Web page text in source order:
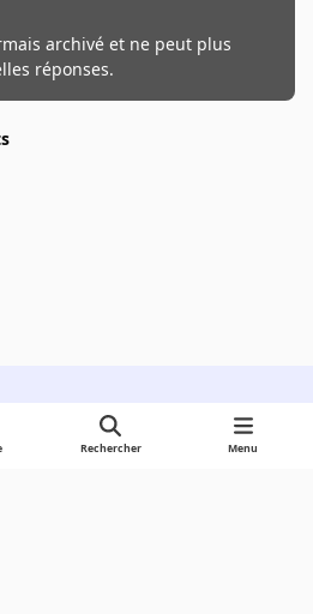
archivé et ne peut plus
réponses.
Rechercher Menu